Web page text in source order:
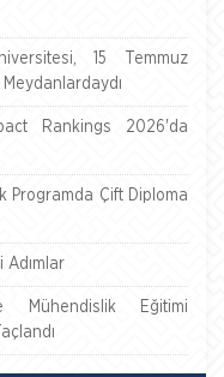
15 Temmuz
Rankings 2026'da
Programda Çift Diploma
Adımlar
Mühendislik Eğitimi